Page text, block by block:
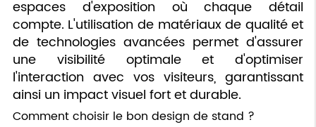
espaces d'exposition où chaque détail
compte. L'utilisation de matériaux de qualité et
de technologies avancées permet d'assurer
une visibilité optimale et d'optimiser
l'interaction avec vos visiteurs, garantissant
ainsi un impact visuel fort et durable.
Comment choisir le bon design de stand ?